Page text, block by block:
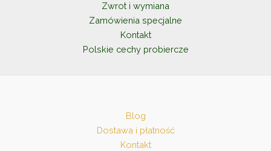
Zwrot i wymiana
Zamówienia specjalne
Kontakt
Polskie cechy probiercze
Blog
Dostawa i płatność
Kontakt